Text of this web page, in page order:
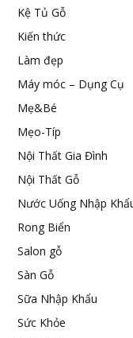
Kệ Tủ Gỗ
Kiến thức
Làm đẹp
Máy móc – Dụng Cụ
Mẹ&Bé
Mẹo-Típ
Nội Thất Gia Đình
Nội Thất Gỗ
Nước Uống Nhập
Rong Biển
Salon gỗ
Sàn Gỗ
Sữa Nhập Khẩu
Sức Khỏe